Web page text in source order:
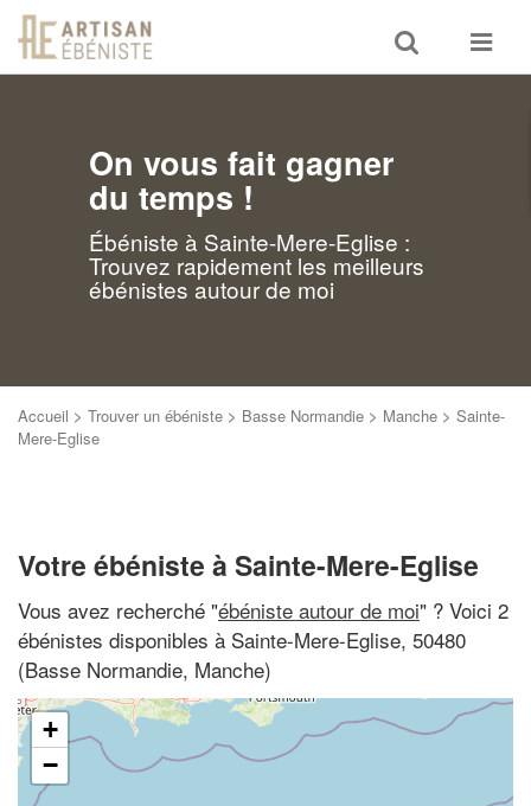
Toggle
search
Toggle
On vous fait gagner
du temps !
Ébéniste à Sainte-Mere-Eglise :
Trouvez rapidement les meilleurs
ébénistes autour de moi
Accueil > Trouver un ébéniste > Basse Normandie > Manche > Sainte-
Mere-Eglise
Votre ébéniste à Sainte-Mere-Eglise
Vous avez recherché "ébéniste autour de moi" ? Voici 2
ébénistes disponibles à Sainte-Mere-Eglise, 50480
(Basse Normandie, Manche)
+
−